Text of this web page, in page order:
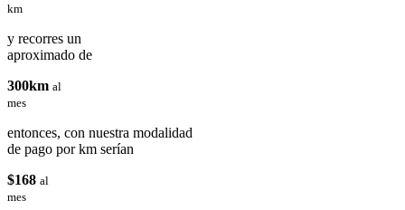
km
y recorres un
aproximado de
300km al
mes
entonces, con nuestra modalidad
de pago por km serían
$168 al
mes